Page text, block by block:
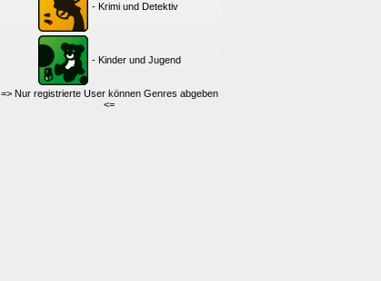
- Krimi und Detektiv
- Kinder und Jugend
=> Nur registrierte User können Genres abgeben
<=